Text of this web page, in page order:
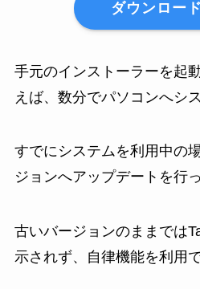
ダウンロー
手元のインストーラーを起
えば、数分でパソコンへシ
すでにシステムを利用中の
ジョンへアップデートを行
古いバージョンのままでは
示されず、自律機能を利用